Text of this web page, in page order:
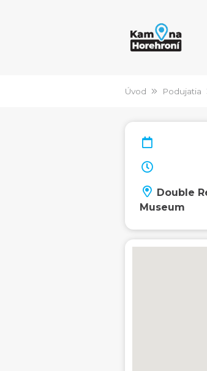
Úvod Podujatia
Double
Museum